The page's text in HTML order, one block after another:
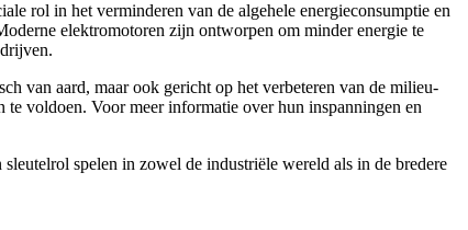
rol in het verminderen van de algehele energieconsumptie en
elektromotoren zijn ontworpen om minder energie te
van aard, maar ook gericht op het verbeteren van de milieu-
voldoen. Voor meer informatie over hun inspanningen en
spelen in zowel de industriële wereld als in de bredere